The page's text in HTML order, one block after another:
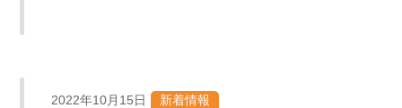
2022年10月15日 新着情報